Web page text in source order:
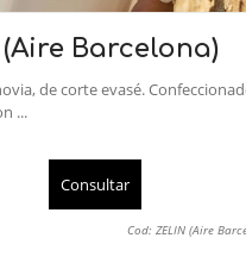
Barcelona)
de corte evasé.
...
Consultar
Cod: ZELIN (Aire